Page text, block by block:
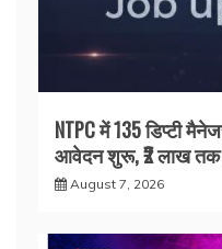
NTPC में 135 डिप्टी
आवेदन शुरू, ₹2 लाख तक
August 7, 2026